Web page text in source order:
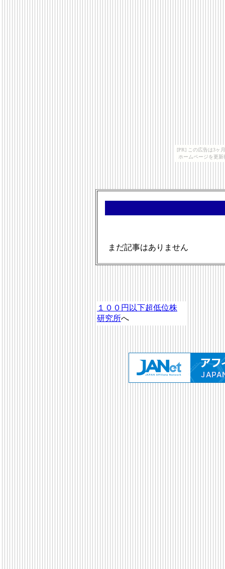
[PR] この広告は3ヶ
ホームページを更
まだ記事はありません
１００円以下超低位株
研究所へ